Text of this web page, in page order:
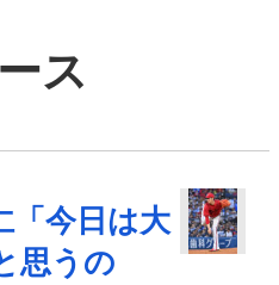
ス
「今日は大
思うの